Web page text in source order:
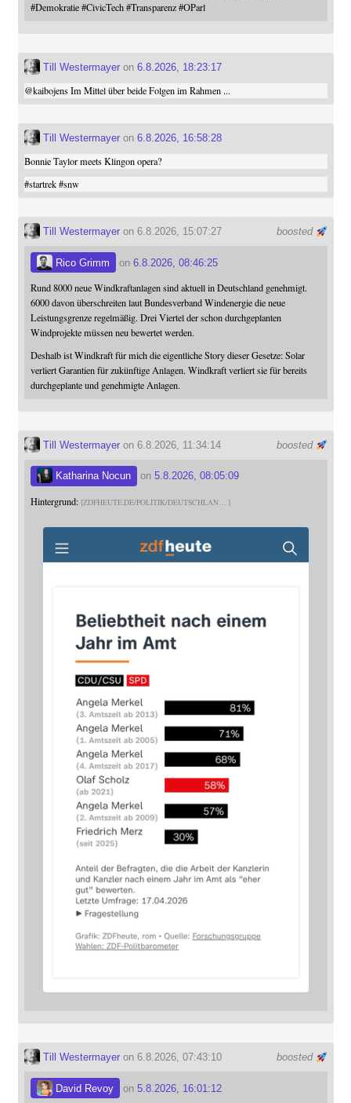
#Demokratie #CivicTech #Transparenz #OParl
Till Westermayeron 6.8.2026, 18:23:17
@kaibojensIm Mittel über beide Folgen im Rahmen ...
Till Westermayeron 6.8.2026, 16:58:28
Bonnie Taylor meets Klingon opera?
#startrek #snw
boosted
Till Westermayeron 6.8.2026, 15:07:27
Rico Grimm on 6.8.2026, 08:46:25
Rund 8000 neue Windkraftanlagen sind aktuell in Deutschland genehmigt.
6000 davon überschreiten laut Bundesverband Windenergie die neue
Leistungsgrenze regelmäßig. Drei Viertel der schon durchgeplanten
Windprojekte müssen neu bewertet werden.
Deshalb ist Windkraft für mich die eigentliche Story dieser Gesetze: Solar
verliert Garantien für zukünftige Anlagen. Windkraft verliert sie für bereits
durchgeplante und genehmigte Anlagen.
boosted
Till Westermayeron 6.8.2026, 11:34:14
Katharina Nocun on 5.8.2026, 08:05:09
Hintergrund: ZDFHEUTE.DE/POLITIK/DEUTSCHLAN
boosted
Till Westermayeron 6.8.2026, 07:43:10
David Revoy on 5.8.2026, 16:01:12